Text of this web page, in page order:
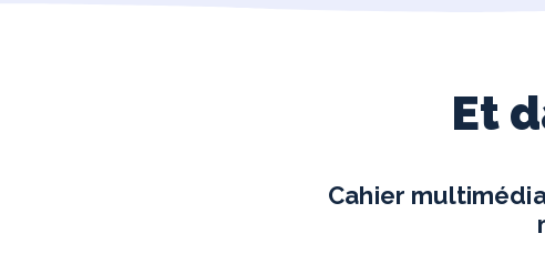
Et
Cahier